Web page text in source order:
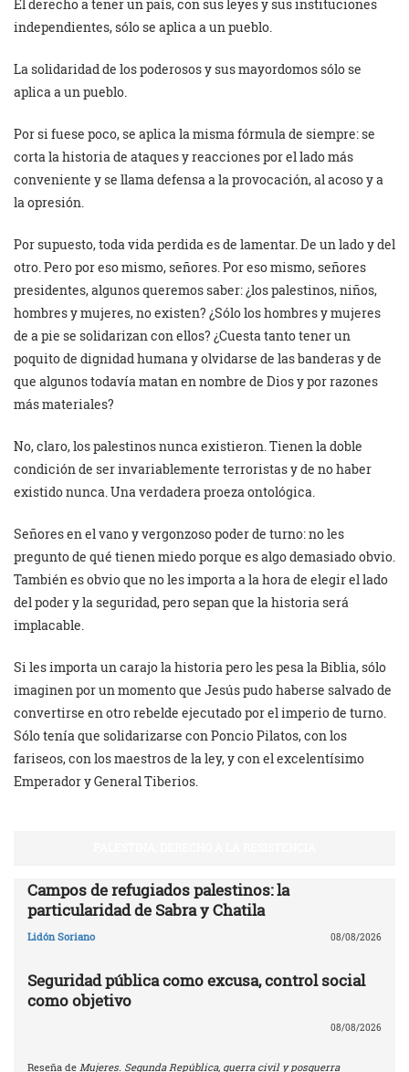
El derecho a tener un país, con sus leyes y sus instituciones
independientes, sólo se aplica a un pueblo.
La solidaridad de los poderosos y sus mayordomos sólo se
aplica a un pueblo.
Por si fuese poco, se aplica la misma fórmula de siempre: se
corta la historia de ataques y reacciones por el lado más
conveniente y se llama defensa a la provocación, al acoso y a
la opresión.
Por supuesto, toda vida perdida es de lamentar. De un lado y del
otro. Pero por eso mismo, señores. Por eso mismo, señores
presidentes, algunos queremos saber: ¿los palestinos, niños,
hombres y mujeres, no existen? ¿Sólo los hombres y mujeres
de a pie se solidarizan con ellos? ¿Cuesta tanto tener un
poquito de dignidad humana y olvidarse de las banderas y de
que algunos todavía matan en nombre de Dios y por razones
más materiales?
No, claro, los palestinos nunca existieron. Tienen la doble
condición de ser invariablemente terroristas y de no haber
existido nunca. Una verdadera proeza ontológica.
Señores en el vano y vergonzoso poder de turno: no les
pregunto de qué tienen miedo porque es algo demasiado obvio.
También es obvio que no les importa a la hora de elegir el lado
del poder y la seguridad, pero sepan que la historia será
implacable.
Si les importa un carajo la historia pero les pesa la Biblia, sólo
imaginen por un momento que Jesús pudo haberse salvado de
convertirse en otro rebelde ejecutado por el imperio de turno.
Sólo tenía que solidarizarse con Poncio Pilatos, con los
fariseos, con los maestros de la ley, y con el excelentísimo
Emperador y General Tiberios.
Campos de refugiados palestinos: la
particularidad de Sabra y Chatila
Lidón Soriano 08/08/2026
Seguridad pública como excusa, control social
como objetivo
08/08/2026
Reseña de Mujeres. Segunda República, guerra civil y posguerra